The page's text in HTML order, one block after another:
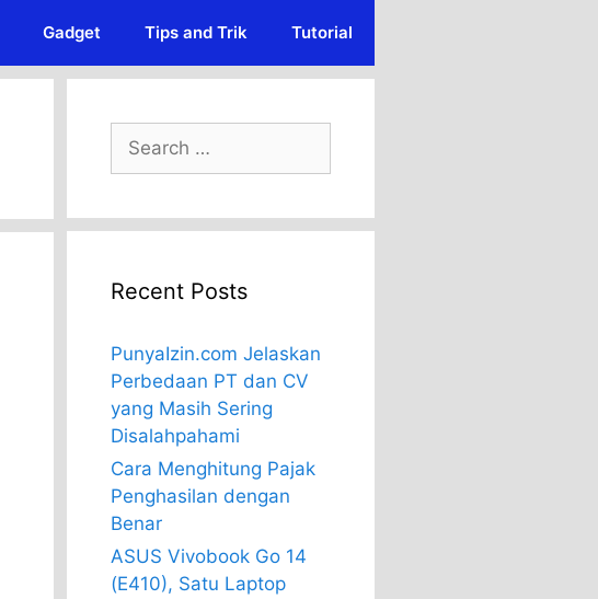
Gadget Tips and Trik Tutorial
Search
for:
Recent Posts
PunyaIzin.com Jelaskan
Perbedaan PT dan CV
yang Masih Sering
Disalahpahami
Cara Menghitung Pajak
Penghasilan dengan
Benar
ASUS Vivobook Go 14
(E410), Satu Laptop